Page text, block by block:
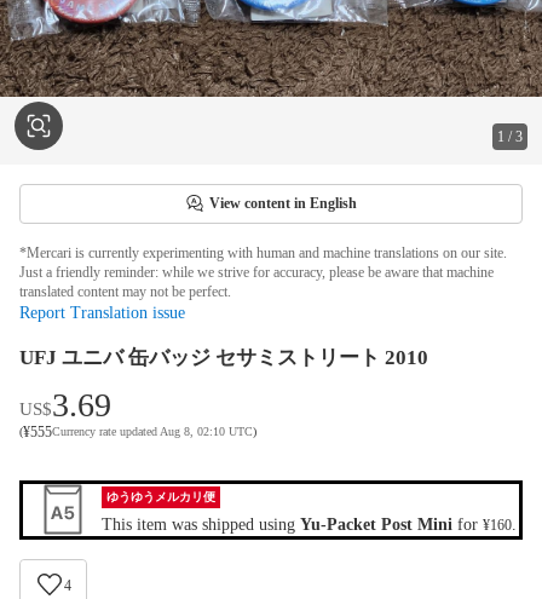
1 /3
View content in English
*Mercari is currently experimenting with human and machine translations on our site.
Just a friendly reminder: while we strive for accuracy, please be aware that machine
translated content may not be perfect.
Report Translation issue
UFJ ユニバ 缶バッジ セサミストリート 2010
US$3.69
(¥555Currency rate updated Aug 8, 02:10 UTC)
ゆうゆうメルカリ便
This item was shipped using Yu-Packet Post Mini for ¥160
4